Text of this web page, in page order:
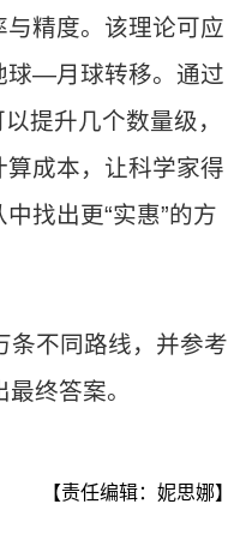
精度。该理论可应
球—月球转移。通过
提升几个数量级，
成本，让科学家得
找出更“实惠”的方
条不同路线，并参考
终答案。
【责任编辑：妮思娜】